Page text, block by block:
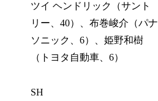
ツイ ヘンドリック（サント
リー、40）、布巻峻介（パナ
ソニック、6）、姫野和樹
（トヨタ自動車、6）
SH